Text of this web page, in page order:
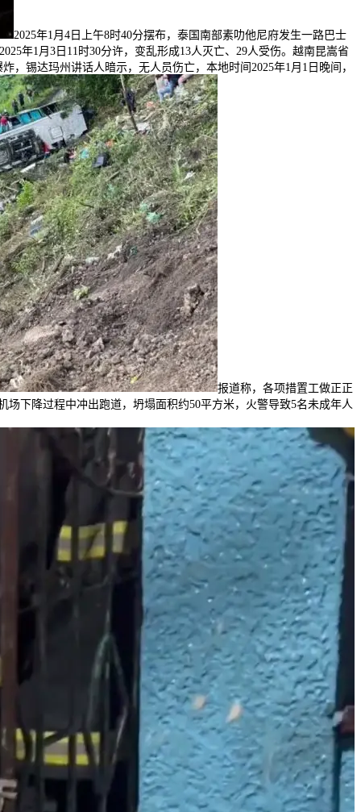
2025年1月4日上午8时40分摆布，泰国南部素叻他尼府发生一路巴士
年1月3日11时30分许，变乱形成13人灭亡、29人受伤。越南昆嵩省
锡达玛州讲话人暗示，无人员伤亡，本地时间2025年1月1日晚间，
报道称，各项措置工做正正
下降过程中冲出跑道，坍塌面积约50平方米，火警导致5名未成年人